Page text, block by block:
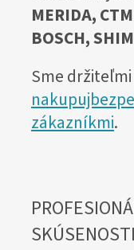
MERIDA, CTM
BOSCH,
Sme
zákazníkmi.
SKÚSENOSTI